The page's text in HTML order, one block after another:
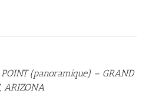
(panoramique) – GRAND
ARIZONA